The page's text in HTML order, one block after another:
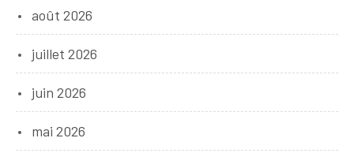
août 2026
juillet 2026
juin 2026
mai 2026